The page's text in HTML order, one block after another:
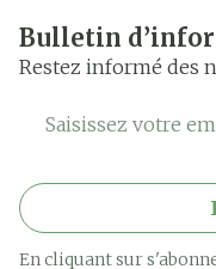
Bulletin
Restez informé des
Adresse mail
En cliquant sur